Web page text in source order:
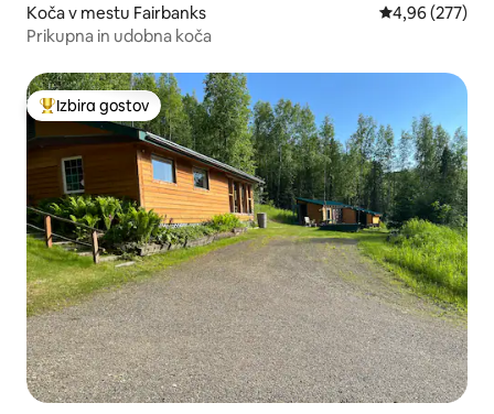
Koča v mestu Fairbanks Povprečna
4,96 (277)
Prikupna in udobna koča
Najbolj priljubljena prenočišča z značko »Izbira gostov«
Izbira gostov